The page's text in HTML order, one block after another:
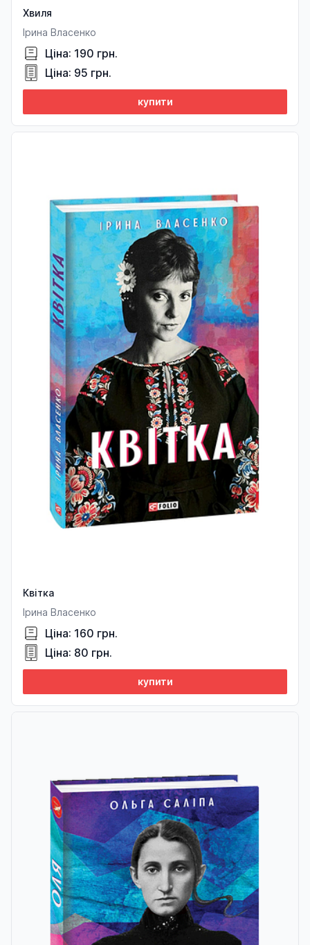
Хвиля
Ірина Власенко
Ціна: 190 грн.
Ціна: 95 грн.
купити
Квітка
Ірина Власенко
Ціна: 160 грн.
Ціна: 80 грн.
купити